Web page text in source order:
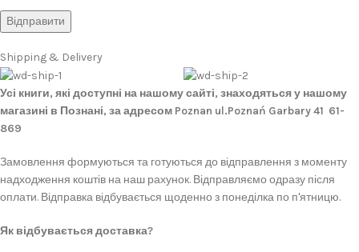
Shipping & Delivery
Усі книги, які доступні на нашому сайті, знаходяться у нашому
магазині в Познані, за адресом Poznan ul.Poznań Garbary 41 61-
869
Замовлення формуються та готуються до відправлення з моменту
надходження коштів на наш рахунок. Відправляємо одразу після
оплати. Відправка відбувається щоденно з понеділка по п'ятницю.
Як відбувається доставка?